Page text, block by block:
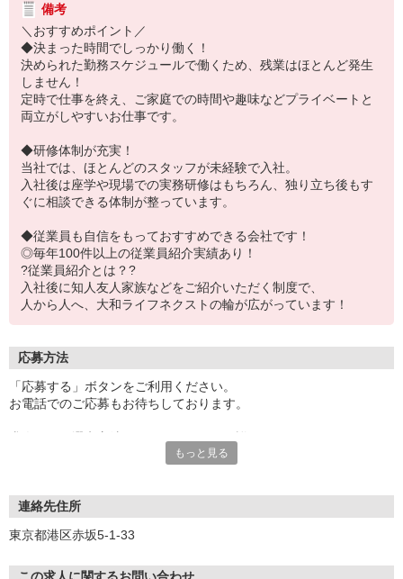
備考
＼おすすめポイント／
◆決まった時間でしっかり働く！
決められた勤務スケジュールで働くため、残業はほとんど発生
しません！
定時で仕事を終え、ご家庭での時間や趣味などプライベートと
両立がしやすいお仕事です。
◆研修体制が充実！
当社では、ほとんどのスタッフが未経験で入社。
入社後は座学や現場での実務研修はもちろん、独り立ち後もす
ぐに相談できる体制が整っています。
◆従業員も自信をもっておすすめできる会社です！
◎毎年100件以上の従業員紹介実績あり！
?従業員紹介とは？?
入社後に知人友人家族などをご紹介いただく制度で、
人から人へ、大和ライフネクストの輪が広がっています！
応募方法
「応募する」ボタンをご利用ください。
お電話でのご応募もお待ちしております。
ご応募後にお電話かメールにて丁寧にご案内します。
※お電話の場合は050-1748-5339よりお掛けいたします。
＼応募から内定まで平均2週間！／
もっと見る
連絡先住所
東京都港区赤坂5-1-33